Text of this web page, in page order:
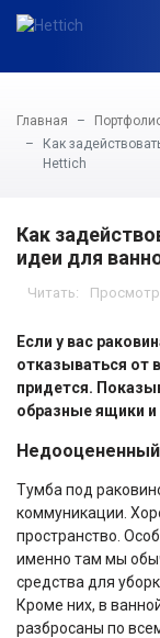
Главная
Как
Hettich
Как
идеи для
Если у вас
отказываться от
придется.
образные ящики
Тумба под
коммуникации.
пространство.
именно там мы
средства для
Кроме них, в
разбросаны по